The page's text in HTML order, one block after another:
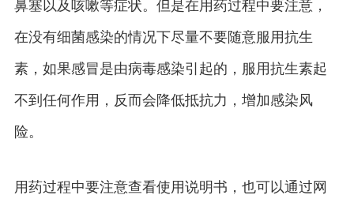
鼻塞以及咳嗽等症状。但是在用药过程中要注意，
在没有细菌感染的情况下尽量不要随意服用抗生
素，如果感冒是由病毒感染引起的，服用抗生素起
不到任何作用，反而会降低抵抗力，增加感染风
险。
用药过程中要注意查看使用说明书，也可以通过网